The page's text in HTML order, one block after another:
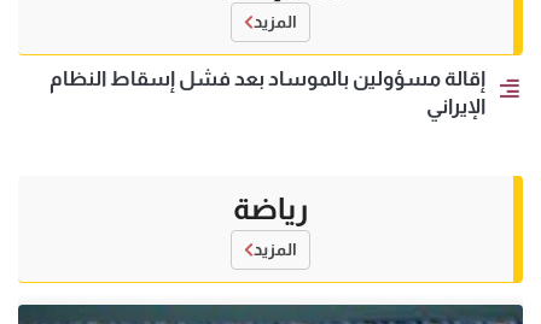
المزيد
إقالة مسؤولين بالموساد بعد فشل إسقاط النظام
الإيراني
رياضة
المزيد